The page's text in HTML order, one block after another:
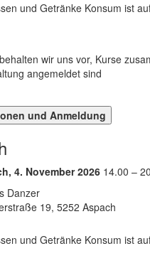
und Getränke Konsum ist
wir uns vor, Kurse
angemeldet sind
und Anmeldung
4. November 2026 14.00 –
Danzer
19, 5252 Aspach
und Getränke Konsum ist